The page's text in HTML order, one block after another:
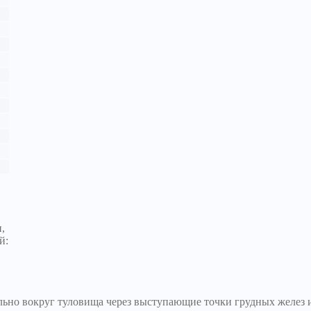
вокруг туловища через выступающие точки грудных желез